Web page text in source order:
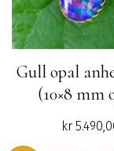
Gull opal
(10×8 mm
kr